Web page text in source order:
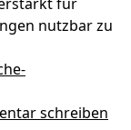
nutzbar zu
schreiben